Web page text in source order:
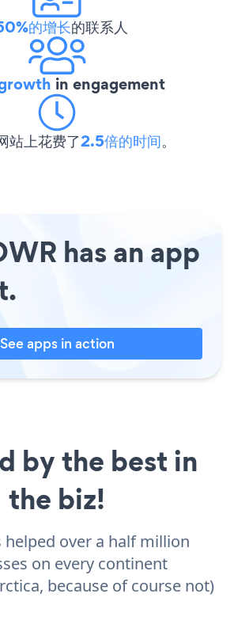
的增长的联系人
in engagement
站上花费了2.5倍的时间。
has an app
See apps in action
by the best in
the biz!
helped over a half million
on every continent
because of course not)